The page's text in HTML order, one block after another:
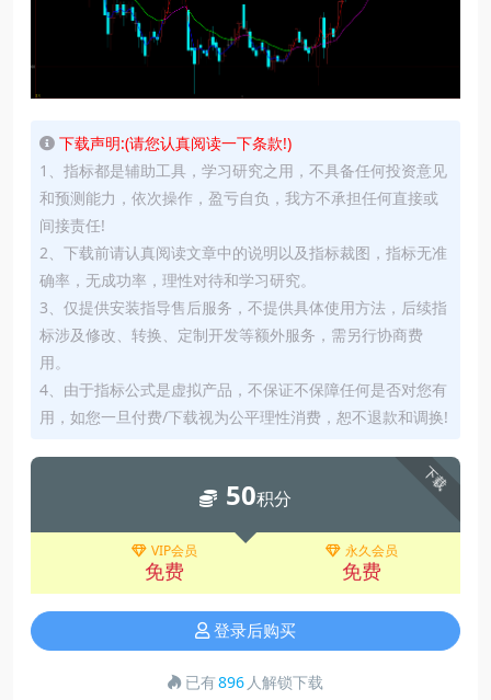
下载声明:(请您认真阅读一下条款!)
1、指标都是辅助工具，学习研究之用，不具备任何投资意见
和预测能力，依次操作，盈亏自负，我方不承担任何直接或
间接责任!
2、下载前请认真阅读文章中的说明以及指标裁图，指标无准
确率，无成功率，理性对待和学习研究。
3、仅提供安装指导售后服务，不提供具体使用方法，后续指
标涉及修改、转换、定制开发等额外服务，需另行协商费
用。
4、由于指标公式是虚拟产品，不保证不保障任何是否对您有
用，如您一旦付费/下载视为公平理性消费，恕不退款和调换!
下载
50积分
VIP会员
免费
永久会员
免费
登录后购买
已有896 人解锁下载